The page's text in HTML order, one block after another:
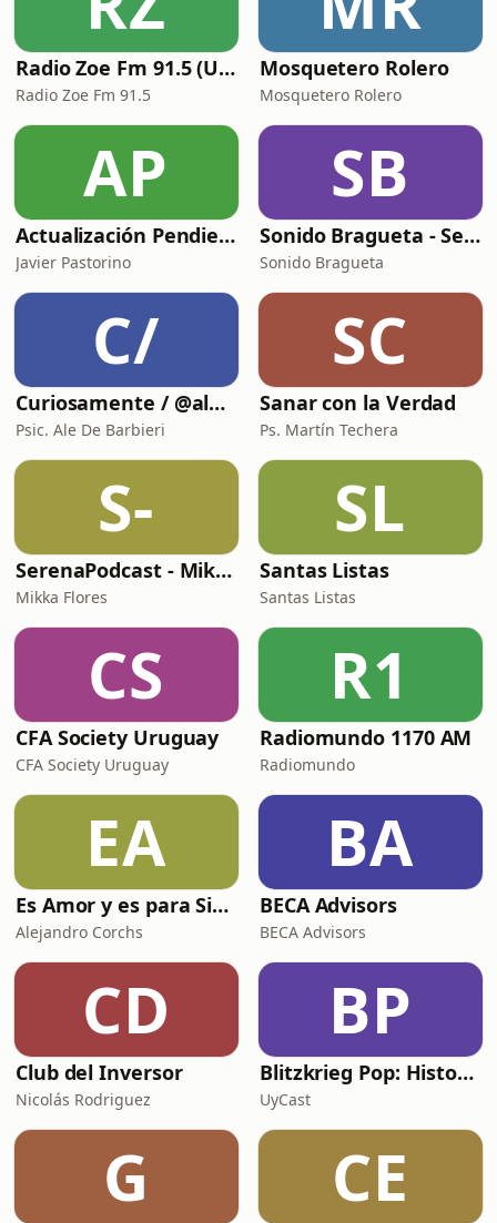
Radio Zoe Fm 91.5 (Uruguay)
Radio Zoe Fm 91.5
Mosquetero Rolero
Mosquetero Rolero
AP
Actualización Pendiente | Innovar lo público
Javier Pastorino
SB
Sonido Bragueta - Servicio de compañía
Sonido Bragueta
C/
Curiosamente / @aledebarbieri
Psic. Ale De Barbieri
SC
Sanar con la Verdad
Ps. Martín Techera
S-
SerenaPodcast - Mikka Flores
Mikka Flores
SL
Santas Listas
Santas Listas
CS
CFA Society Uruguay
CFA Society Uruguay
R1
Radiomundo 1170 AM
Radiomundo
EA
Es Amor y es para Siempre
Alejandro Corchs
BA
BECA Advisors
BECA Advisors
CD
Club del Inversor
Nicolás Rodriguez
BP
Blitzkrieg Pop: Historias de la Segunda Guerra Mundial
UyCast
G CE